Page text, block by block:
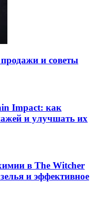
и советы
Impact: как
и улучшать их
в The Witcher
и эффективное